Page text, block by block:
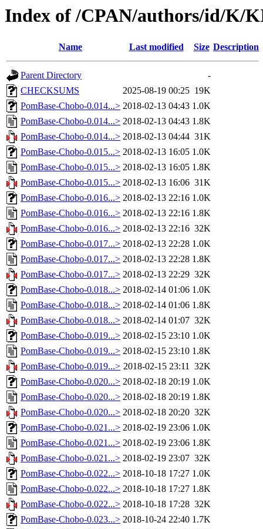
Index of /CPAN/authors/id/K/
Name Last modified Size Description
Parent Directory
-
CHECKSUMS
2025-08-19 00:25 19K
PomBase-Chobo-0.014...> 2018-02-13 04:43 1.0K
PomBase-Chobo-0.014...> 2018-02-13 04:43 1.8K
PomBase-Chobo-0.014...> 2018-02-13 04:44 31K
PomBase-Chobo-0.015...> 2018-02-13 16:05 1.0K
PomBase-Chobo-0.015...> 2018-02-13 16:05 1.8K
PomBase-Chobo-0.015...> 2018-02-13 16:06 31K
PomBase-Chobo-0.016...> 2018-02-13 22:16 1.0K
PomBase-Chobo-0.016...> 2018-02-13 22:16 1.8K
PomBase-Chobo-0.016...> 2018-02-13 22:16 32K
PomBase-Chobo-0.017...> 2018-02-13 22:28 1.0K
PomBase-Chobo-0.017...> 2018-02-13 22:28 1.8K
PomBase-Chobo-0.017...> 2018-02-13 22:29 32K
PomBase-Chobo-0.018...> 2018-02-14 01:06 1.0K
PomBase-Chobo-0.018...> 2018-02-14 01:06 1.8K
PomBase-Chobo-0.018...> 2018-02-14 01:07 32K
PomBase-Chobo-0.019...> 2018-02-15 23:10 1.0K
PomBase-Chobo-0.019...> 2018-02-15 23:10 1.8K
PomBase-Chobo-0.019...> 2018-02-15 23:11 32K
PomBase-Chobo-0.020...> 2018-02-18 20:19 1.0K
PomBase-Chobo-0.020...> 2018-02-18 20:19 1.8K
PomBase-Chobo-0.020...> 2018-02-18 20:20 32K
PomBase-Chobo-0.021...> 2018-02-19 23:06 1.0K
PomBase-Chobo-0.021...> 2018-02-19 23:06 1.8K
PomBase-Chobo-0.021...> 2018-02-19 23:07 32K
PomBase-Chobo-0.022...> 2018-10-18 17:27 1.0K
PomBase-Chobo-0.022...> 2018-10-18 17:27 1.8K
PomBase-Chobo-0.022...> 2018-10-18 17:28 32K
PomBase-Chobo-0.023...> 2018-10-24 22:40 1.7K